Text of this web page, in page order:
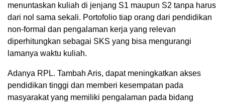
menuntaskan kuliah di jenjang S1 maupun S2 tanpa harus
dari nol sama sekali. Portofolio tiap orang dari pendidikan
non-formal dan pengalaman kerja yang relevan
diperhitungkan sebagai SKS yang bisa mengurangi
lamanya waktu kuliah.
Adanya RPL. Tambah Aris, dapat meningkatkan akses
pendidikan tinggi dan memberi kesempatan pada
masyarakat yang memiliki pengalaman pada bidang